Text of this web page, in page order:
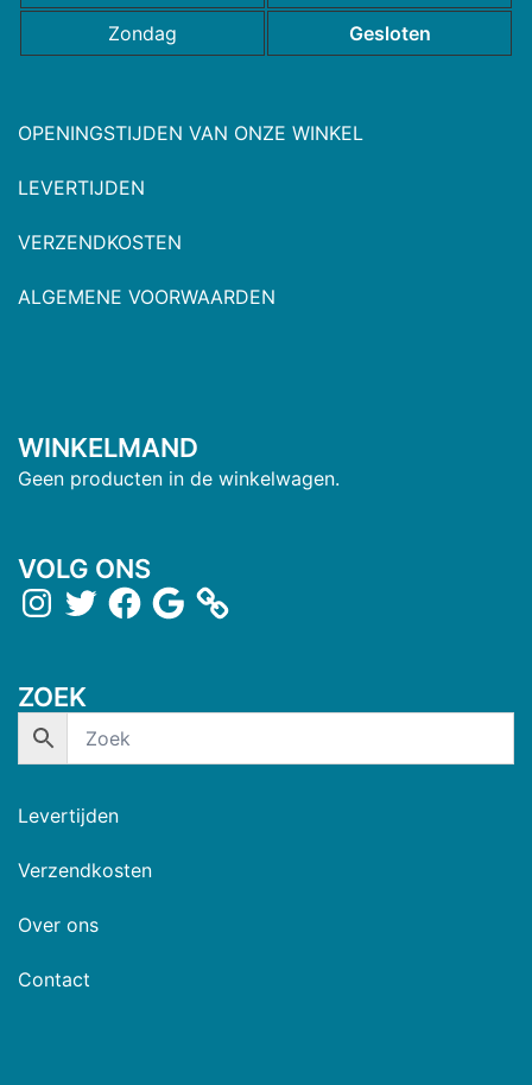
Zondag
Gesloten
OPENINGSTIJDEN VAN ONZE WINKEL
LEVERTIJDEN
VERZENDKOSTEN
ALGEMENE VOORWAARDEN
WINKELMAND
Geen producten in de winkelwagen.
VOLG ONS
ZOEK
Levertijden
Verzendkosten
Over ons
Contact